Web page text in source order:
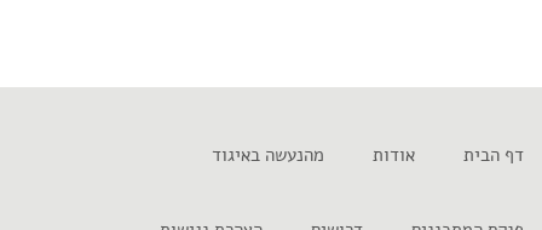
דף הבית אודות מהנעשה באיגוד